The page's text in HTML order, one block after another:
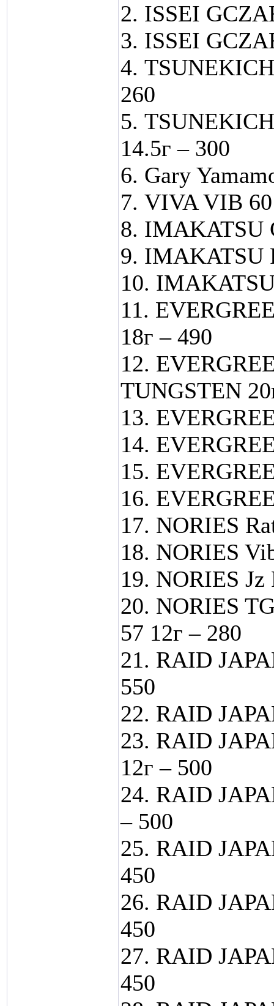
2. ISSEI
3. ISSEI
4.
260
5.
14.5г – 300
6. Gary
7. VIVA VIB
8. IMAKATSU
9. IMAKATSU
10.
11.
18г – 490
12.
TUNGSTEN
13.
14.
15.
16.
17. NORIES
18. NORIES
19. NORIES Jz
20. NORIES
57 12г – 280
21. RAID
550
22. RAID
23. RAID
12г – 500
24. RAID
– 500
25. RAID
450
26. RAID
450
27. RAID
450